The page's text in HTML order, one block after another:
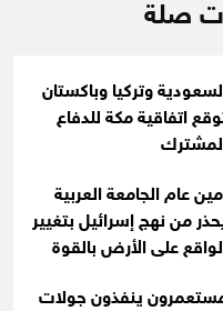
صلة
وتركيا وباكستان
اتفاقية مكة للدفاع
عام الجامعة العربية
من نهج إسرائيل بتغيير
على الأرض بالقوة
ينفذون جولات